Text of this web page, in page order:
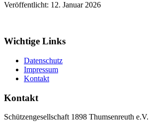
Veröffentlicht: 12. Januar 2026
Wichtige Links
Datenschutz
Impressum
Kontakt
Kontakt
Schützengesellschaft 1898 Thumsenreuth e.V.